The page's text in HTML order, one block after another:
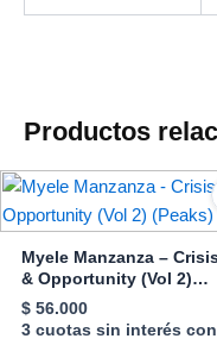
Productos
Myele Manzanza –
& Opportunity (Vol 2)
(Peaks)
$56.000
3 cuotas sin interés con